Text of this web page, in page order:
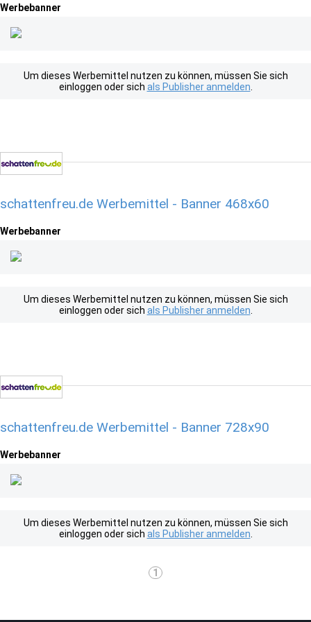
Werbebanner
Um dieses Werbemittel nutzen zu können, müssen Sie sich
einloggen oder sich als Publisher anmelden
schattenfreu.de Werbemittel - Banner 468x60
Werbebanner
Um dieses Werbemittel nutzen zu können, müssen Sie sich
einloggen oder sich als Publisher anmelden
schattenfreu.de Werbemittel - Banner 728x90
Werbebanner
Um dieses Werbemittel nutzen zu können, müssen Sie sich
einloggen oder sich als Publisher anmelden
1